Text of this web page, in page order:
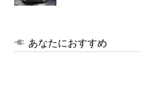
あなたにおすすめ